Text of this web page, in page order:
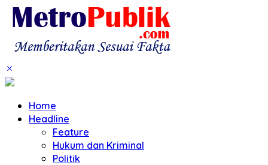
Home
Headline
Feature
Hukum dan Kriminal
Politik